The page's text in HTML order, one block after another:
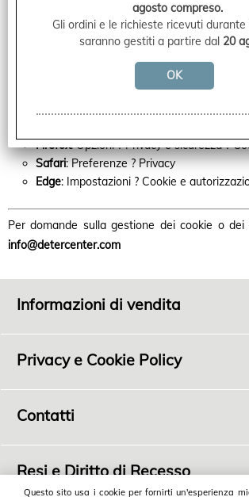
Questo sito usa i cookie per fornirti un'esperienza
Le impostazioni del browser (bloccare,
Il banner iniziale di consenso (se
Estensioni di blocco cookie (es. Ghostery,
Come disattivare i cookie nel browser
Chrome: Impostazioni ? Privacy e
Firefox: Opzioni ? Privacy e sicurezza ?
Safari: Preferenze ? Privacy
Edge: Impostazioni ? Cookie e
Per domande sulla gestione dei cookie o
info@detercenter.com
Informazioni di vendita
Come pagare
Spedizioni
Privacy e Cookie Policy
Contatti
16042 Carasco (GE) Italy
Tel. +39 0185 300 311 - 329 635 3782
Resi e Diritto di Recesso
RESI E RECESSO
agosto compreso.
Gli ordini e le richieste ricevuti durante
saranno gestiti a partire dal 20